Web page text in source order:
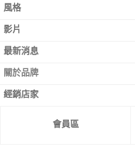
風格
影片
最新消息
關於品牌
經銷店家
會員區